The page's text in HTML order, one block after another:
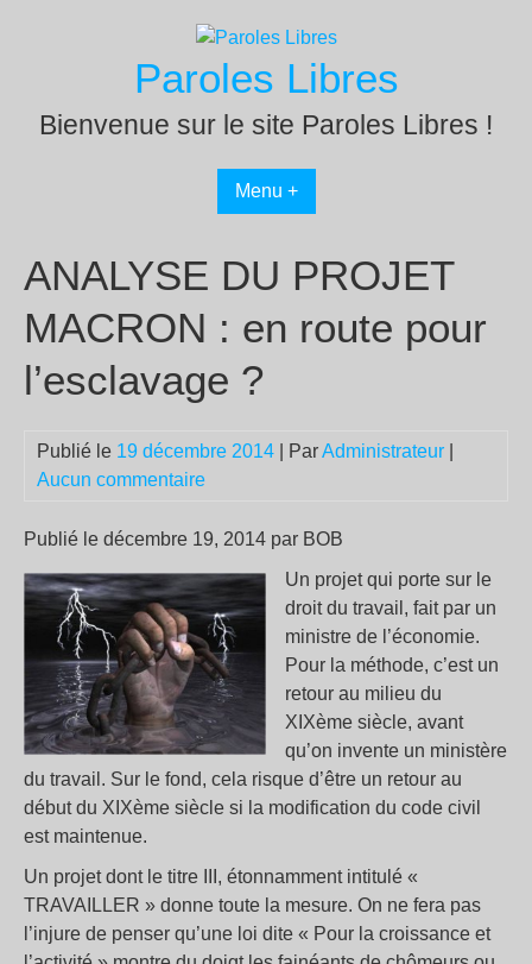
Paroles Libres
Bienvenue sur le site Paroles Libres !
Menu +
ANALYSE DU PROJET
MACRON : en route pour
l’esclavage ?
Publié le 19 décembre 2014 | ParAdministrateur
Aucun commentaire
Publié le décembre 19, 2014 par BOB
Un projet qui porte sur le
droit du travail, fait par un
ministre de l’économie.
Pour la méthode, c’est un
retour au milieu du
XIXème siècle, avant
qu’on invente un ministère
du travail. Sur le fond, cela risque d’être un retour au
début du XIXème siècle si la modification du code civil
est maintenue.
Un projet dont le titre III, étonnamment intitulé «
TRAVAILLER » donne toute la mesure. On ne fera pas
l’injure de penser qu’une loi dite « Pour la croissance et